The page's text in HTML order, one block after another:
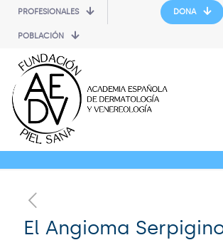
PROFESIONALES
POBLACIÓN
DONA
El Angioma